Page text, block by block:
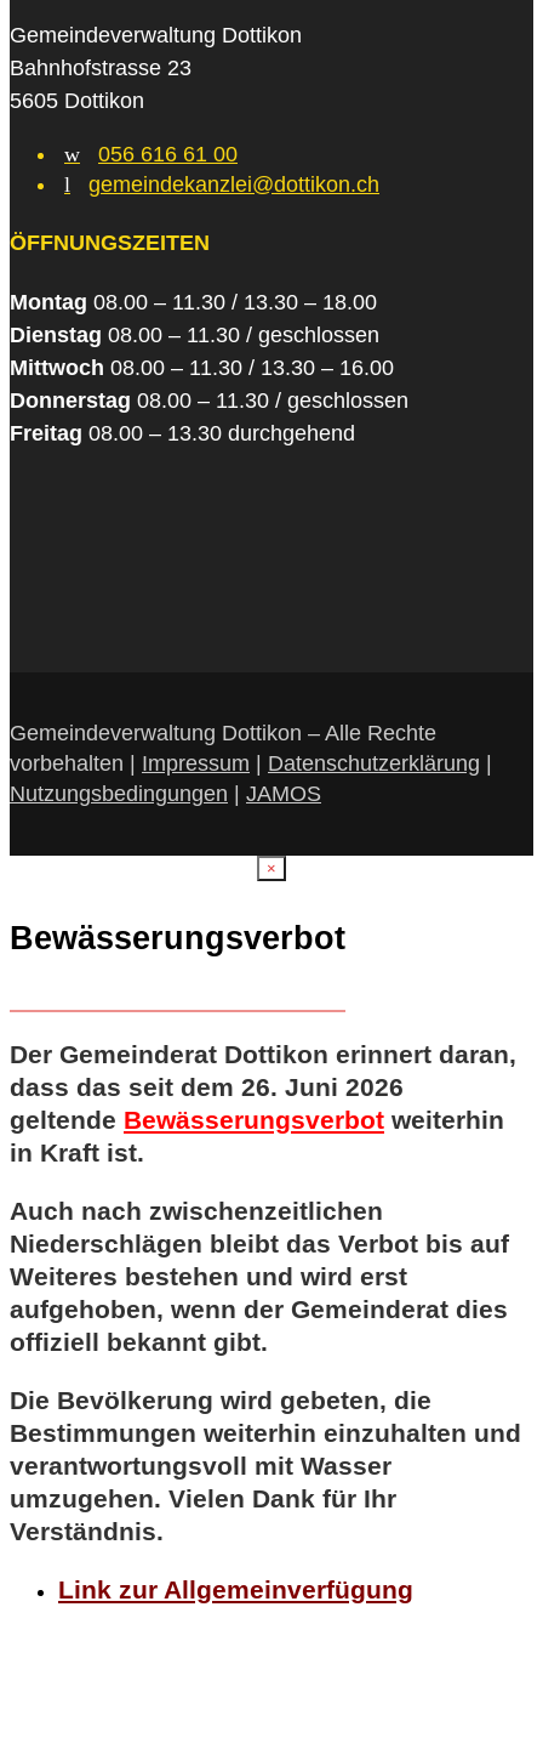
Gemeindeverwaltung Dottikon
Bahnhofstrasse 23
5605 Dottikon
w
056 616 61 00
l
gemeindekanzlei@dottikon.ch
ÖFFNUNGSZEITEN
Montag 08.00 – 11.30 / 13.30 – 18.00
Dienstag 08.00 – 11.30 / geschlossen
Mittwoch 08.00 – 11.30 / 13.30 – 16.00
Donnerstag 08.00 – 11.30 / geschlossen
Freitag 08.00 – 13.30 durchgehend
Gemeindeverwaltung Dottikon – Alle Rechte
vorbehalten | Impressum | Datenschutzerklärung |
Nutzungsbedingungen | JAMOS
×
Bewässerungsverbot
Der Gemeinderat Dottikon erinnert daran,
dass das seit dem 26. Juni 2026
geltende Bewässerungsverbot weiterhin
in Kraft ist.
Auch nach zwischenzeitlichen
Niederschlägen bleibt das Verbot bis auf
Weiteres bestehen und wird erst
aufgehoben, wenn der Gemeinderat dies
offiziell bekannt gibt.
Die Bevölkerung wird gebeten, die
Bestimmungen weiterhin einzuhalten und
verantwortungsvoll mit Wasser
umzugehen. Vielen Dank für Ihr
Verständnis.
Link zur Allgemeinverfügung